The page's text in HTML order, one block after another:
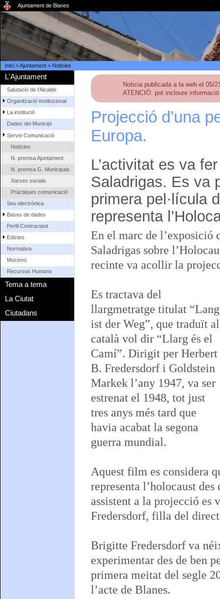
Ajuntament de Blanes
Inici>Ajuntament> Noticies
L'Ajuntament
Salutació de l'Alcalde
Organització institucional
La institució
Dades del Municipi
Servei Comunicació
Notícies
N. premsa Ajuntament
N. premsa G. Municipals
Xarxes socials
Pràctiques comunicació
Seu electrònica
Bases de dades
Perfil Contractant
Edictes
Normativa
Mocions
Recursos Humans
Tema a tema
La Ciutat
Ciutadans
Noticia publicada a la web el 05/
ATENCIÓ: pot incloure
Projecció d’una
Europa.
L’activitat es va
Saladrigas. Es va
primera pel·lícula
representa
En el marc de l’exposició
Saladrigas sobre
recinte va acollir la
Es tractava del
llargmetratge titulat “Lang
ist der Weg”, que traduït al
català vol dir “Llarg és el
Camí”. Dirigit per Herbert
B. Fredersdorf i Goldstein
Markek l’any 1947, va ser
estrenat el 1948, tot just
tres anys més tard que
havia acabat la segona
guerra mundial.
Aquest film es considera
representa l’holocaust
assistent a la projecció es
Fredersdorf, filla del
Brigitte Fredersdorf va
experimentar des de ben
primera meitat del segle
l’acte de Blanes.